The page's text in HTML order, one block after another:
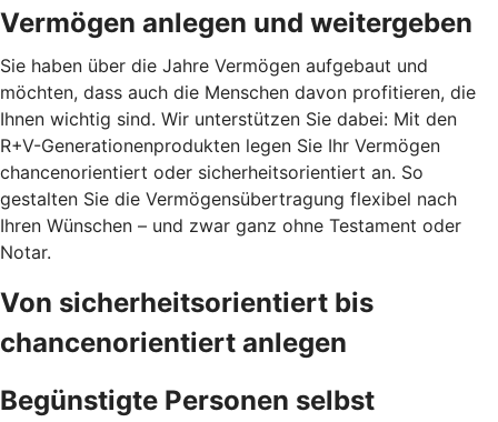
Vermögen anlegen und weitergeben
Sie haben über die Jahre Vermögen aufgebaut und
möchten, dass auch die Menschen davon profitieren, die
Ihnen wichtig sind. Wir unterstützen Sie dabei: Mit den
R+V-Generationenprodukten legen Sie Ihr Vermögen
chancenorientiert oder sicherheitsorientiert an. So
gestalten Sie die Vermögensübertragung flexibel nach
Ihren Wünschen – und zwar ganz ohne Testament oder
Notar.
Von sicherheitsorientiert bis
chancenorientiert anlegen
Begünstigte Personen selbst